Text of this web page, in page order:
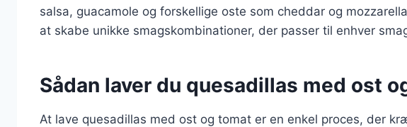
salsa, guacamole og forskellige oste som cheddar og
at skabe unikke smagskombinationer, der passer til enhver
Sådan laver du quesadillas med ost
At lave quesadillas med ost og tomat er en enkel proces, der